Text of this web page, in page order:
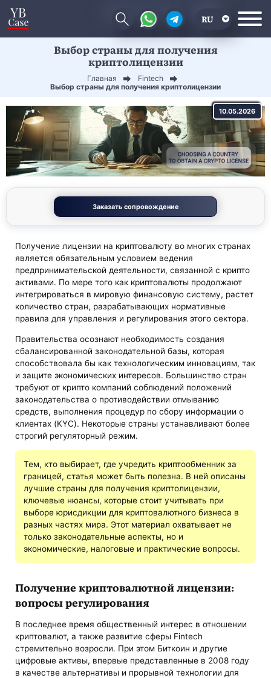
RU
Выбор страны для получения
криптолицензии
Главная
Fintech
Выбор страны для получения криптолицензии
10.05.2026
Заказать сопровождение
Получение лицензии на криптовалюту во многих странах
является обязательным условием ведения
предпринимательской деятельности, связанной с крипто
активами. По мере того как криптовалюты продолжают
интегрироваться в мировую финансовую систему, растет
количество стран, разрабатывающих нормативные
правила для управления и регулирования этого сектора.
Правительства осознают необходимость создания
сбалансированной законодательной базы, которая
способствовала бы как технологическим инновациям, так
и защите экономических интересов. Большинство стран
требуют от крипто компаний соблюдений положений
законодательства о противодействии отмыванию
средств, выполнения процедур по сбору информации о
клиентах (KYC). Некоторые страны устанавливают более
строгий регуляторный режим.
Тем, кто выбирает, где учредить криптообменник за
границей, статья может быть полезна. В ней описаны
лучшие страны для получения криптолицензии,
ключевые нюансы, которые стоит учитывать при
выборе юрисдикции для криптовалютного бизнеса в
разных частях мира. Этот материал охватывает не
только законодательные аспекты, но и
экономические, налоговые и практические вопросы.
Получение криптовалютной лицензии:
вопросы регулирования
В последнее время общественный интерес в отношении
криптовалют, а также развитие сферы Fintech
стремительно возросли. При этом Биткоин и другие
цифровые активы, впервые представленные в 2008 году
в качестве альтернативы и прорывной технологии для